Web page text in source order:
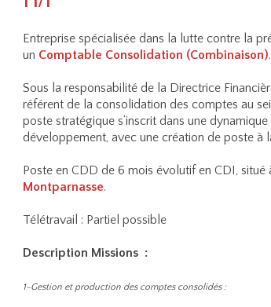
Entreprise spécialisée dans la lutte contre la
un Comptable Consolidation (Combinaison).
Sous la responsabilité de la Directrice
référent de la consolidation des comptes au
poste stratégique s’inscrit dans une
développement, avec une création de poste à
Poste en CDD de 6 mois évolutif en CDI, situé
Montparnasse.
Télétravail : Partiel possible
Description Missions :
1-Gestion et production des comptes consolidés :